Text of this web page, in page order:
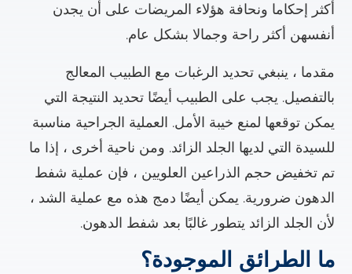
أكثر إحكاما ونحافة هؤلاء المريضات على أن يجدن
أنفسهن أكثر راحة وجمالا بشكل عام.
مقدما ، ينبغي تحديد الرغبات مع الطبيب المعالج
بالتفصيل. يجب على الطبيب أيضًا تحديد النتيجة التي
يمكن توقعها لمنع خيبة الأمل. العملية الجراحية مناسبة
للسيدة التي لديها الجلد الزائد. ومن ناحية أخرى ، إذا ما
تم تخفيض حجم الذراعين العلويين ، فإن عملية شفط
الدهون ضرورية. يمكن أيضًا دمج هذه مع عملية الشد ،
لأن الجلد الزائد يتطور غالبًا بعد شفط الدهون.
ما الطرائق الموجودة؟